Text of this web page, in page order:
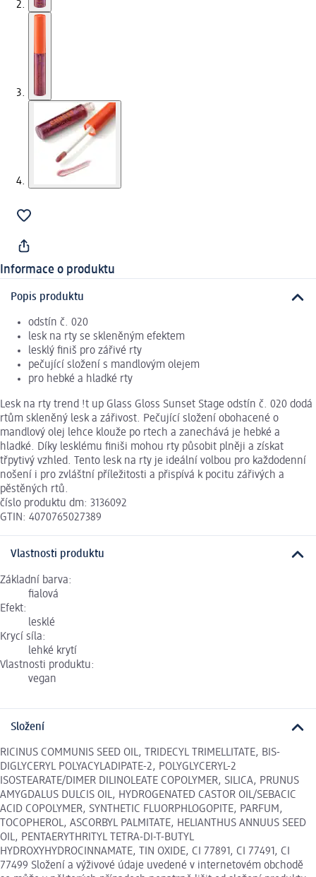
Informace o produktu
Popis produktu
odstín č. 020
lesk na rty se skleněným efektem
lesklý finiš pro zářivé rty
pečující složení s mandlovým olejem
pro hebké a hladké rty
Lesk na rty trend !t up Glass Gloss Sunset Stage odstín č. 020 dodá
rtům skleněný lesk a zářivost. Pečující složení obohacené o
mandlový olej lehce klouže po rtech a zanechává je hebké a
hladké. Díky lesklému finiši mohou rty působit plněji a získat
třpytivý vzhled. Tento lesk na rty je ideální volbou pro každodenní
nošení i pro zvláštní příležitosti a přispívá k pocitu zářivých a
pěstěných rtů.
číslo produktu dm: 3136092
GTIN: 4070765027389
Vlastnosti produktu
Základní barva:
fialová
Efekt:
lesklé
Krycí síla:
lehké krytí
Vlastnosti produktu:
vegan
Složení
RICINUS COMMUNIS SEED OIL, TRIDECYL TRIMELLITATE, BIS-
DIGLYCERYL POLYACYLADIPATE-2, POLYGLYCERYL-2
ISOSTEARATE/DIMER DILINOLEATE COPOLYMER, SILICA, PRUNUS
AMYGDALUS DULCIS OIL, HYDROGENATED CASTOR OIL/SEBACIC
ACID COPOLYMER, SYNTHETIC FLUORPHLOGOPITE, PARFUM,
TOCOPHEROL, ASCORBYL PALMITATE, HELIANTHUS ANNUUS SEED
OIL, PENTAERYTHRITYL TETRA-DI-T-BUTYL
HYDROXYHYDROCINNAMATE, TIN OXIDE, CI 77891, CI 77491, CI
77499 Složení a výživové údaje uvedené v internetovém obchodě